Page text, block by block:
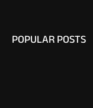
POPULAR POSTS